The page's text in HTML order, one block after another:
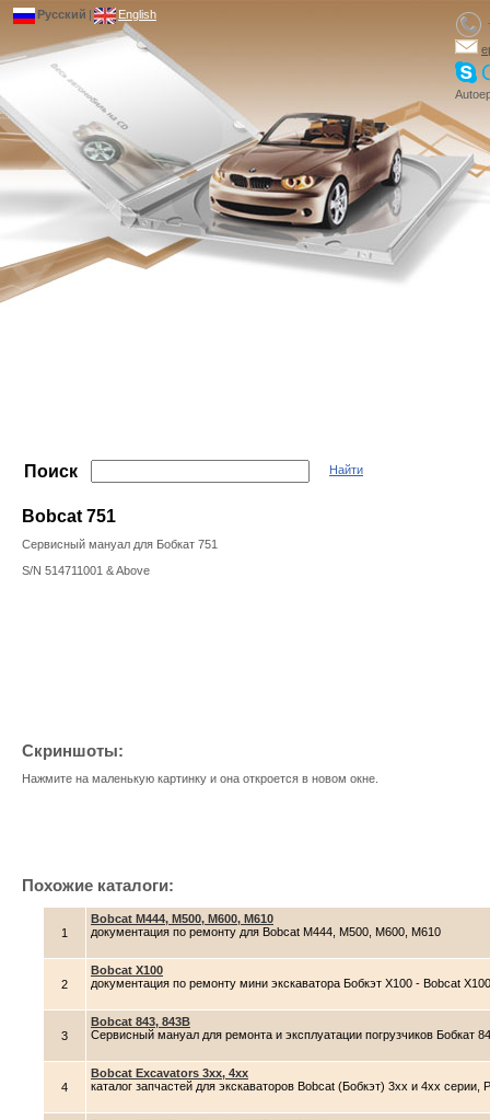
Русский | English
Поиск Найти
Bobcat 751
Сервисный мануал для Бобкат 751
S/N 514711001 & Above
Скриншоты:
Нажмите на маленькую картинку и она откроется в новом окне.
Похожие каталоги:
1
Bobcat M444, M500, M600, M610
документация по ремонту для Bobcat M444, M500, M600, M610
2
Bobcat X100
документация по ремонту мини экскаватора Бобкэт X100 - Bobcat X100
3
Bobcat 843, 843B
Сервисный мануал для ремонта и эксплуатации погрузчиков Бобкат
4
Bobcat Excavators 3xx, 4xx
каталог запчастей для экскаваторов Bobcat (Бобкэт) 3xx и 4xx серии,